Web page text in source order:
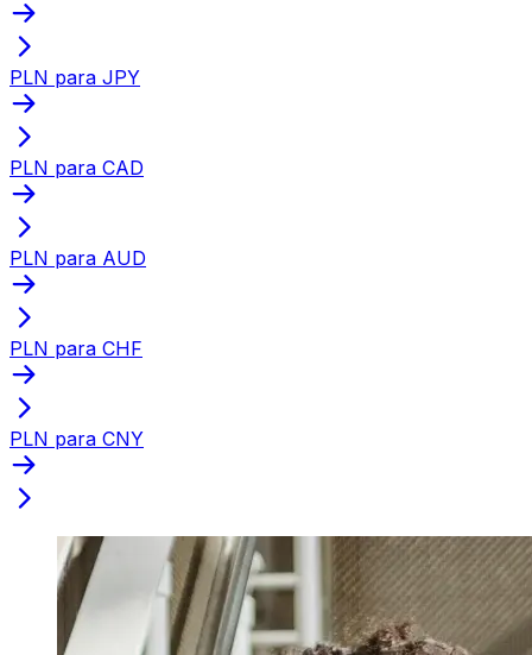
PLN para JPY
PLN para CAD
PLN para AUD
PLN para CHF
PLN para CNY